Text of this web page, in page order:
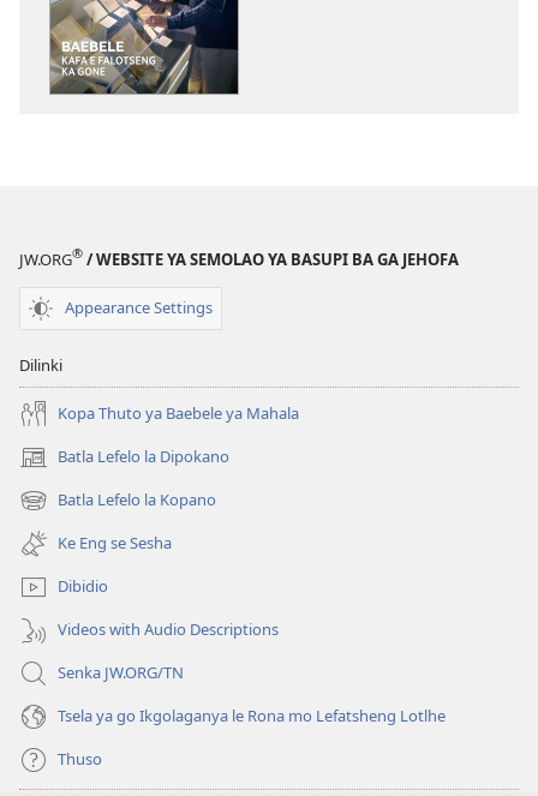
—
ka
JW.ORG® / WEBSITE YA SEMOLAO YA BASUPI BA GA JEHOFA
Appearance Settings
Dilinki
Kopa Thuto ya Baebele ya Mahala
Batla Lefelo la Dipokano
(e
bula
tsebe
nngwe)
Batla Lefelo la Kopano
(e
bula
tsebe
e
nngwe)
Ke Eng se Sesha
Dibidio
Videos with Audio Descriptions
Senka JW.ORG/TN
Tsela ya go Ikgolaganya le Rona mo Lefatsheng Lotlhe
Thuso